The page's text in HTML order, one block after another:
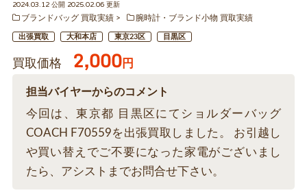
2024.03.12 公開 2025.02.06 更新
ブランドバッグ 買取実績
腕時計・ブランド小物 買取実績
出張買取 大和本店 東京23区 目黒区
買取価格 2,000円
担当バイヤーからのコメント
今回は、東京都 目黒区にてショルダーバッグ
COACH F70559を出張買取しました。 お引越し
や買い替えでご不要になった家電がございまし
たら、アシストまでお問合せ下さい。